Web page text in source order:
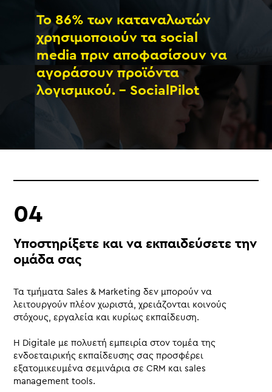
Το 86% των καταναλωτών
χρησιμοποιούν τα social
media πριν αποφασίσουν να
αγοράσουν προϊόντα
λογισμικού. - SocialPilot
Υποστηρίξετε και να εκπαιδεύσετε την
ομάδα σας
Τα τμήματα Sales & Marketing δεν μπορούν να
λειτουργούν πλέον χωριστά, χρειάζονται κοινούς
στόχους, εργαλεία και κυρίως εκπαίδευση.
Η Digitale με πολυετή εμπειρία στον τομέα της
ενδοεταιρικής εκπαίδευσης σας προσφέρει
εξατομικευμένα σεμινάρια σε CRM και sales
management tools.